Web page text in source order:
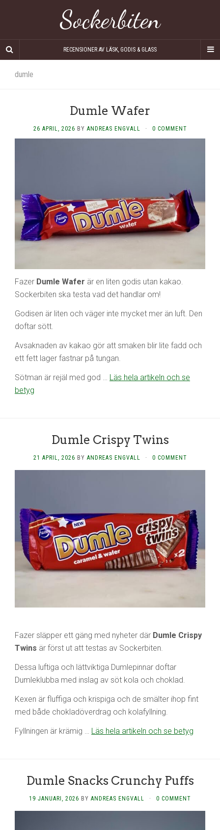
Sockerbiten
RECENSIONER AV LÄSK, GODIS & GLASS
dumle
Dumle Wafer
26 APRIL, 2026 BY ANDREAS ENGVALL · 0 COMMENT
Fazer Dumle Wafer är en liten godis utan kakao.
Sockerbiten ska testa vad det handlar om!
Godisen är liten och väger inte mycket mer än luft. Den
doftar sött.
Avsaknaden av kakao gör att smaken blir lite fadd och
ett fett lager fastnar på tungan.
Sötman är rejäl med god … Läs hela artikeln och se
betyg
Dumle Crispy Twins
21 APRIL, 2026 BY ANDREAS ENGVALL · 0 COMMENT
Fazer släpper ett gäng med nyheter där Dumle Crispy
Twins är först ut att testas av Sockerbiten.
Dessa luftiga och lättviktiga Dumlepinnar doftar
Dumleklubba med inslag av söt kola och choklad.
Kexen är fluffiga och krispiga och de smälter ihop fint
med både chokladöverdrag och kolafyllning.
Fyllningen är krämig … Läs hela artikeln och se betyg
Dumle Snacks Crunchy Puffs
19 JANUARI, 2026 BY ANDREAS ENGVALL · 0 COMMENT